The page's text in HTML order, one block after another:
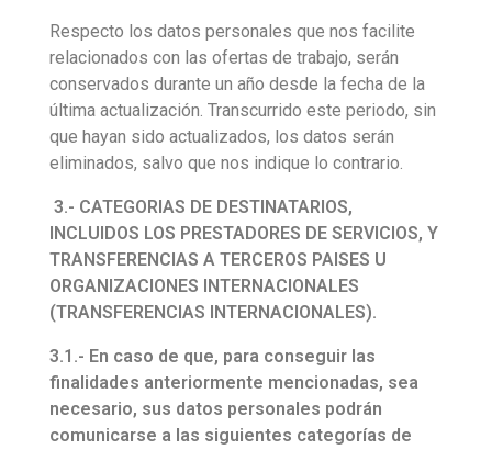
Respecto los datos personales que nos facilite
relacionados con las ofertas de trabajo, serán
conservados durante un año desde la fecha de la
última actualización. Transcurrido este periodo, sin
que hayan sido actualizados, los datos serán
eliminados, salvo que nos indique lo contrario.
3.- CATEGORIAS DE DESTINATARIOS,
INCLUIDOS LOS PRESTADORES DE SERVICIOS, Y
TRANSFERENCIAS A TERCEROS PAISES U
ORGANIZACIONES INTERNACIONALES
(TRANSFERENCIAS INTERNACIONALES).
3.1.- En caso de que, para conseguir las
finalidades anteriormente mencionadas, sea
necesario, sus datos personales podrán
comunicarse a las siguientes categorías de